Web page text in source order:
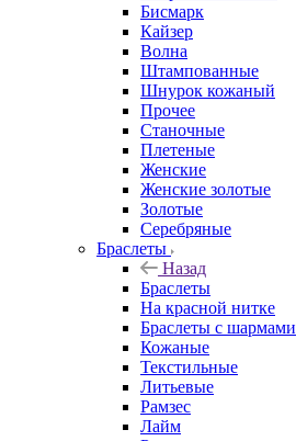
Бисмарк
Кайзер
Волна
Штампованные
Шнурок кожаный
Прочее
Станочные
Плетеные
Женские
Женские золотые
Золотые
Серебряные
Браслеты
Назад
Браслеты
На красной нитке
Браслеты с шармами
Кожаные
Текстильные
Литьевые
Рамзес
Лайм